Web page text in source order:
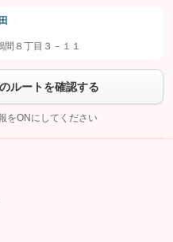
追加してから「許可する」ボタンを押
して問い合わせを
８丁目３－１１
ルートを確認する
をONにしてください